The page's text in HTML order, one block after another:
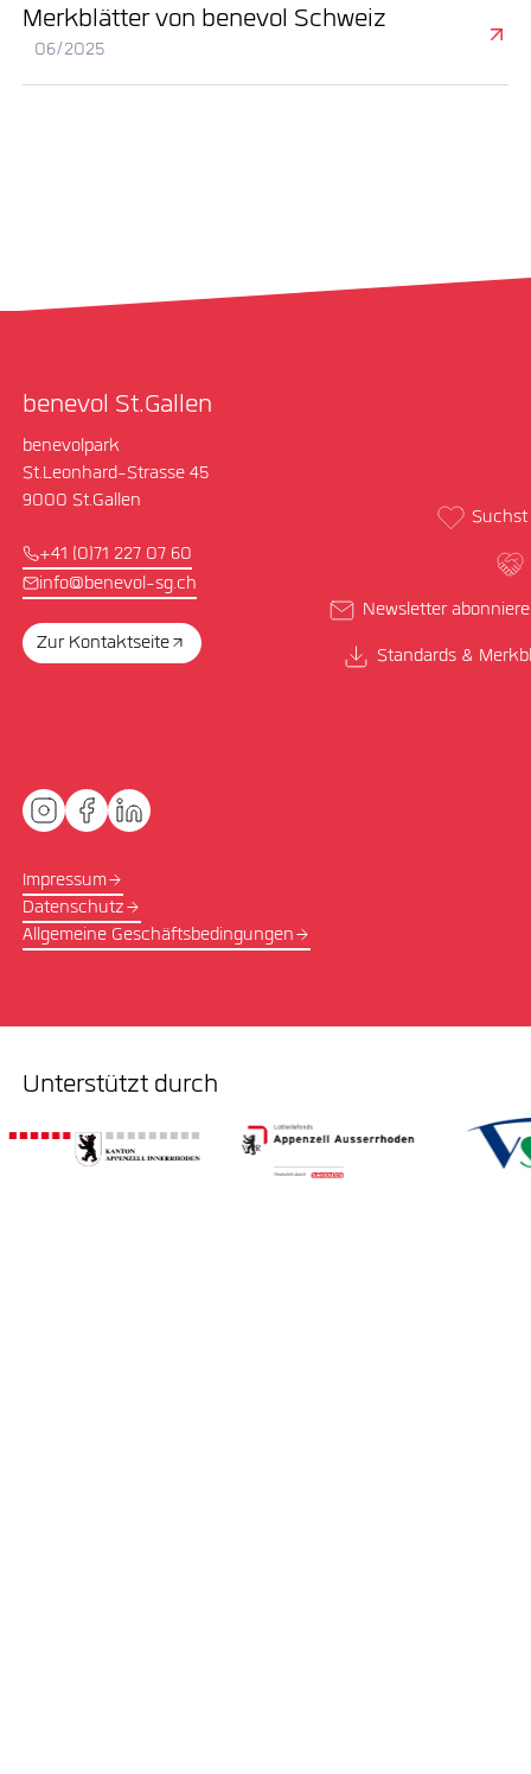
Newsletter
Standards &
Merkblätter von benevol Schweiz
06/2025
benevol St.Gallen
benevolpark
St.Leonhard-Strasse 45
9000 St.Gallen
+41 (0)71 227 07 60
info@benevol-sg.ch
Zur Kontaktseite
Impressum
Datenschutz
Allgemeine Geschäftsbedingungen
Unterstützt durch